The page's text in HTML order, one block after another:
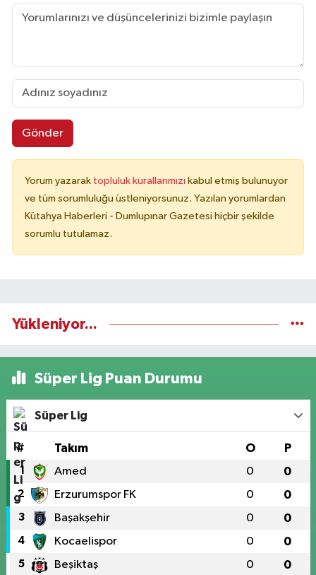
Gönder
Yorum yazarak topluluk kurallarımızı kabul etmiş bulunuyor
ve tüm sorumluluğu üstleniyorsunuz. Yazılan yorumlardan
Kütahya Haberleri - Dumlupınar Gazetesi hiçbir şekilde
sorumlu tutulamaz.
Yükleniyor...
Süper Lig Puan Durumu
Süper Lig
# Takım O P
1 Amed 0 0
2 Erzurumspor FK 0 0
3 Başakşehir 0 0
4 Kocaelispor 0 0
5 Beşiktaş 0 0